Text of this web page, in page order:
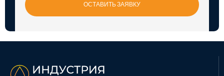
ОСТАВИТЬ ЗАЯВКУ